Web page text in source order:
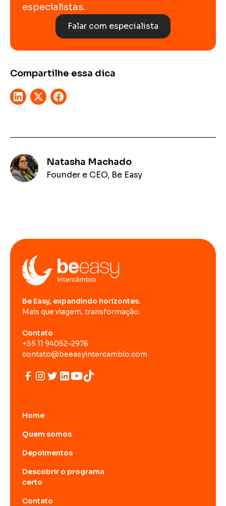
especialistas.
Falar com especialista
Compartilhe essa dica
Natasha Machado
Founder e CEO, Be Easy
Be Easy, expandindo horizontes.
Mais que viagem, transformação.
Contato
+55 11 94052-2976
contato@beeasyintercambio.com
Home
Quem somos
Depoimentos
Descobrir o programa
certo
Contato